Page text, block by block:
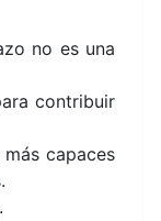
no es una
contribuir
capaces